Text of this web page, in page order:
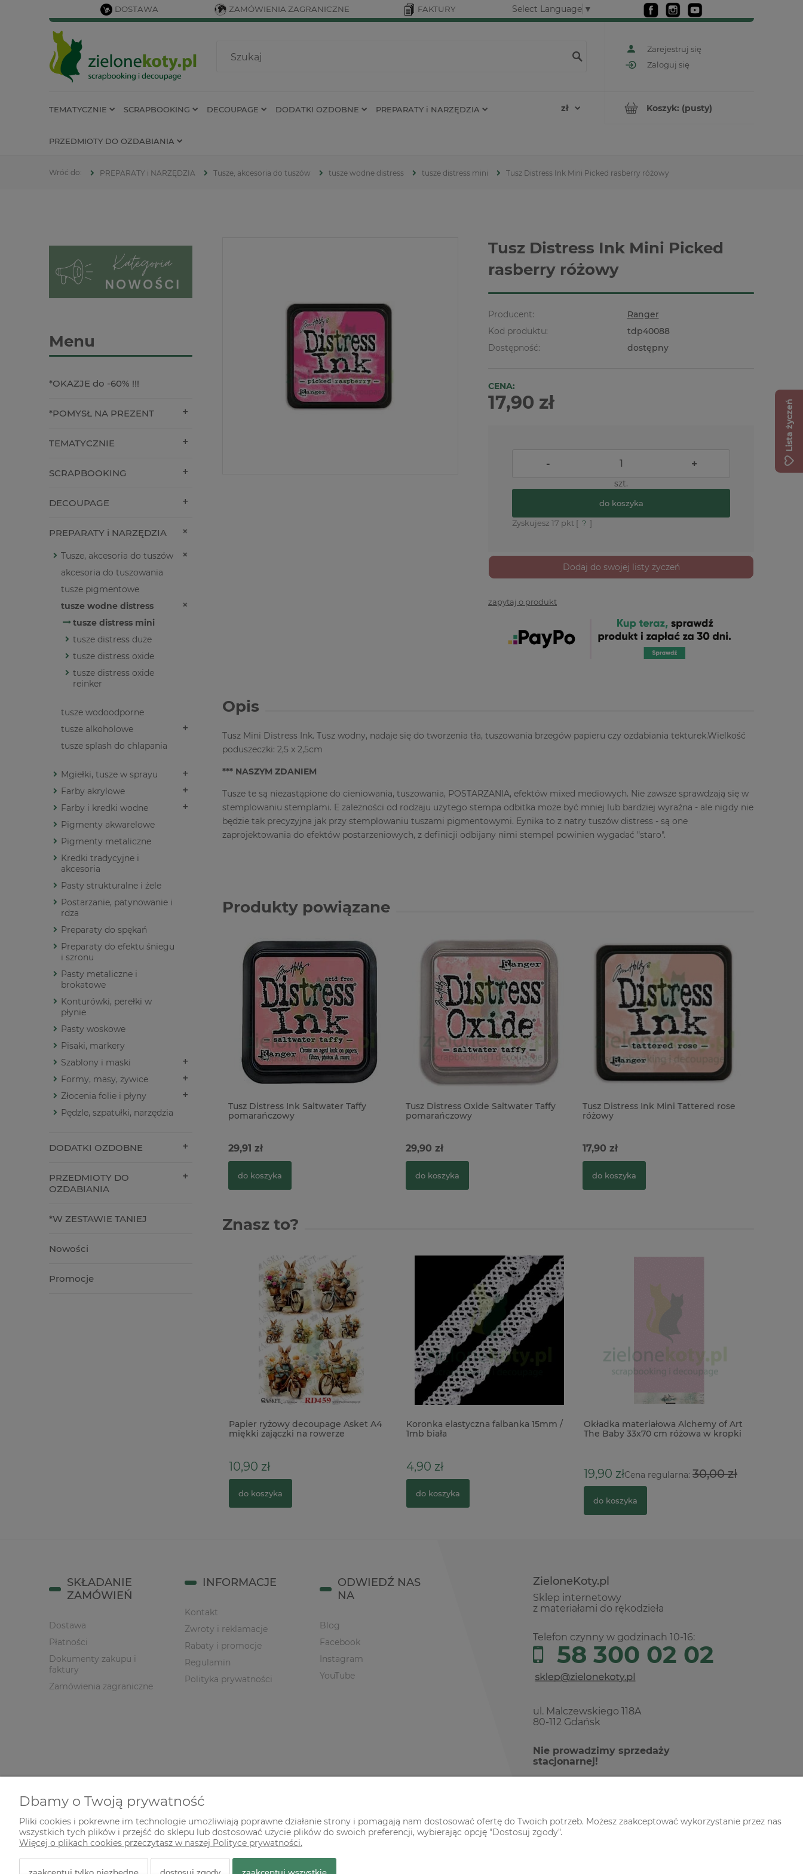
DOSTAWA ZAMÓWIENIA ZAGRANICZNE FAKTURY Select Language ▼
Zarejestruj się
Zaloguj się
Koszyk: (pusty)
TEMATYCZNIE SCRAPBOOKING DECOUPAGE DODATKI OZDOBNE PREPARATY i NARZĘDZIA
PRZEDMIOTY DO OZDABIANIA
PREPARATY i NARZĘDZIA Tusze, akcesoria do tuszów tusze wodne distress tusze distress mini Tusz Distress Ink Mini Picked rasberry różowy
Menu
*OKAZJE do -60% !!!
*POMYSŁ NA PREZENT
TEMATYCZNIE
SCRAPBOOKING
DECOUPAGE
PREPARATY i NARZĘDZIA
Tusze, akcesoria do tuszów
akcesoria do tuszowania
tusze pigmentowe
tusze wodne distress
tusze distress mini
tusze distress duże
tusze distress oxide
tusze distress oxide
reinker
tusze wodoodporne
tusze alkoholowe
tusze splash do chlapania
Mgiełki, tusze w sprayu
Farby akrylowe
Farby i kredki wodne
Pigmenty akwarelowe
Pigmenty metaliczne
Kredki tradycyjne i
akcesoria
Pasty strukturalne i żele
Postarzanie, patynowanie i
rdza
Preparaty do spękań
Preparaty do efektu śniegu
i szronu
Pasty metaliczne i
brokatowe
Konturówki, perełki w
płynie
Pasty woskowe
Pisaki, markery
Szablony i maski
Formy, masy, żywice
Złocenia folie i płyny
Pędzle, szpatułki, narzędzia
DODATKI OZDOBNE
PRZEDMIOTY DO
OZDABIANIA
*W ZESTAWIE TANIEJ
Nowości
Promocje
Tusz Distress Ink Mini Picked
rasberry różowy
Producent:
Ranger
Kod produktu:
tdp40088
Dostępność:
dostępny
CENA:
17,90 zł
- +
szt.
do koszyka
Zyskujesz 17 pkt [ ? ]
Dodaj do swojej listy życzeń
zapytaj o produkt
Opis
Tusz Mini Distress Ink. Tusz wodny, nadaje się do tworzenia tła, tuszowania brzegów papieru czy ozdabiania tekturek.Wielkość
poduszeczki: 2,5 x 2,5cm
*** NASZYM ZDANIEM
Tusze te są niezastąpione do cieniowania, tuszowania, POSTARZANIA, efektów mixed mediowych. Nie zawsze sprawdzają się w
stemplowaniu stemplami. E zależności od rodzaju uzytego stempa odbitka może być mniej lub bardziej wyraźna - ale nigdy nie
będzie tak precyzyjna jak przy stemplowaniu tuszami pigmentowymi. Eynika to z natry tuszów distress - są one
zaprojektowania do efektów postarzeniowych, z definicji odbijany nimi stempel powinien wygadać "staro".
Produkty powiązane
Tusz Distress Ink Saltwater Taffy
pomarańczowy
29,91 zł
do koszyka
Tusz Distress Oxide Saltwater Taffy
pomarańczowy
29,90 zł
do koszyka
Tusz Distress Ink Mini Tattered rose
różowy
17,90 zł
do koszyka
Znasz to?
Papier ryżowy decoupage Asket A4
miękki zajączki na rowerze
10,90 zł
do koszyka
Koronka elastyczna falbanka 15mm /
1mb biała
4,90 zł
do koszyka
Okładka materiałowa Alchemy of Art
The Baby 33x70 cm różowa w kropki
19,90 złCena regularna:30,00 zł
do koszyka
ZieloneKoty.pl
Sklep internetowy
z materiałami do rękodzieła
Telefon czynny w godzinach 10-16:
58 300 02 02
ul. Malczewskiego 118A
80-112 Gdańsk
Nie prowadzimy sprzedaży
stacjonarnej!
SKŁADANIE
ZAMÓWIEŃ
Dostawa
Płatności
Dokumenty zakupu i
faktury
Zamówienia zagraniczne
INFORMACJE
Kontakt
Zwroty i reklamacje
Rabaty i promocje
Regulamin
Polityka prywatności
ODWIEDŹ NAS
NA
Blog
Facebook
Instagram
YouTube
© 2026 zielonekoty.pl. Wszelkie prawa zastrzeżone.
Dbamy o Twoją prywatność
Pliki cookies i pokrewne im technologie umożliwiają poprawne działanie strony i pomagają nam dostosować ofertę do Twoich potrzeb. Możesz zaakceptować wykorzystanie przez nas
wszystkich tych plików i przejść do sklepu lub dostosować użycie plików do swoich preferencji, wybierając opcję "Dostosuj zgody".
Więcej o plikach cookies przeczytasz w naszej Polityce prywatności.
zaakceptuj tylko niezbędne dostosuj zgody zaakceptuj wszystkie
Lista życzeń